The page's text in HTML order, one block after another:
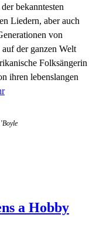
bekanntesten
Liedern, aber auch
von
der ganzen Welt
Folksängerin
ihren lebenslangen
a Hobby